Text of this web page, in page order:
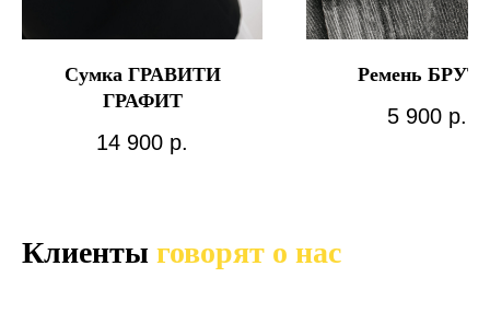
Сумка ГРАВИТИ
ГРАФИТ
14 900 р.
Ремень
5 900 р.
Клиенты говорят о нас